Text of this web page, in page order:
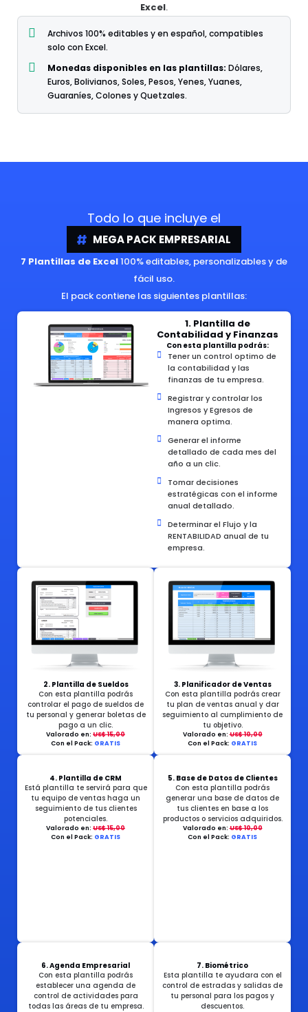
Excel.
Archivos 100% editables y en español, compatibles
solo con Excel.
Monedas disponibles en las plantillas: Dólares,
Euros, Bolivianos, Soles, Pesos, Yenes, Yuanes,
Guaraníes, Colones y Quetzales.
Todo lo que incluye el
MEGA PACK EMPRESARIAL
7 Plantillas de Excel100% editables, personalizables y de
fácil uso.
El pack contiene las siguientes plantillas:
1. Plantilla de
Contabilidad y Finanzas
Con esta plantilla podrás:
Tener un control optimo de
la contabilidad y las
finanzas de tu empresa.
Registrar y controlar los
Ingresos y Egresos de
manera optima.
Generar el informe
detallado de cada mes del
año a un clic.
Tomar decisiones
estratégicas con el informe
anual detallado.
Determinar el Flujo y la
RENTABILIDAD anual de tu
empresa.
2. Plantilla de Sueldos
Con esta plantilla podrás
controlar el pago de sueldos de
tu personal y generar boletas de
pago a un clic.
Valorado en: US$ 15,00
Con el Pack: GRATIS
3. Planificador de Ventas
Con esta plantilla podrás crear
tu plan de ventas anual y dar
seguimiento al cumplimiento de
tu objetivo.
Valorado en:US$ 10,00
Con el Pack: GRATIS
4. Plantilla de CRM
Está plantilla te servirá para que
tu equipo de ventas haga un
seguimiento de tus clientes
potenciales.
Valorado en: US$ 15,00
Con el Pack: GRATIS
5. Base de Datos de Clientes
Con esta plantilla podrás
generar una base de datos de
tus clientes en base a los
productos o servicios adquiridos.
Valorado en:US$ 10,00
Con el Pack: GRATIS
6. Agenda Empresarial
Con esta plantilla podrás
establecer una agenda de
control de actividades para
todas las áreas de tu empresa.
7. Biométrico
Esta plantilla te ayudara con el
control de estradas y salidas de
tu personal para los pagos y
descuentos.